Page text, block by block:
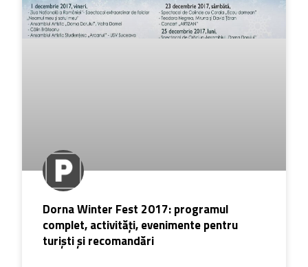
Dorna Winter Fest 2017: programul
complet, activități, evenimente pentru
turiști și recomandări